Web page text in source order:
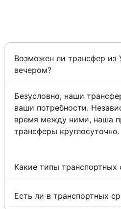
Возможен ли трансфер из
вечером?
Безусловно, наши
ваши потребности.
время между ними, наша
трансферы круглосуточно.
Какие типы
Есть ли в транспортных